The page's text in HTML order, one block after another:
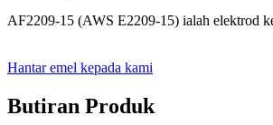
AF2209-15 (AWS E2209-15) ialah elektrod
Hantar emel kepada kami
Butiran Produk